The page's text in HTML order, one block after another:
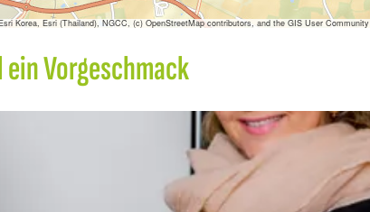
Korea, Esri (Thailand), NGCC, (c) OpenStreetMap contributors, and the GIS User Community
Vorgeschmack